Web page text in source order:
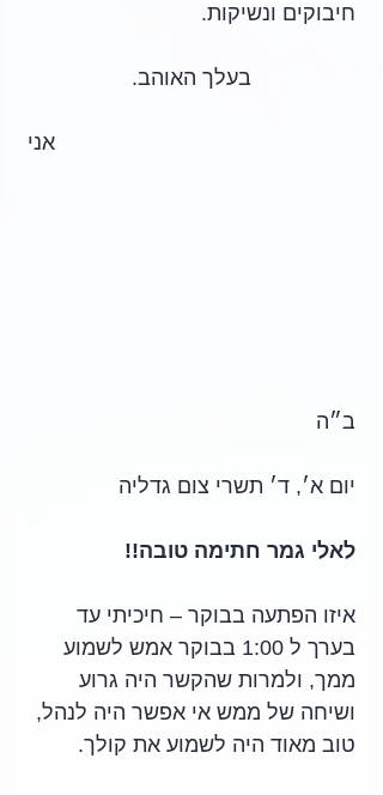
חיבוקים ונשיקות.
בעלך האוהב.
אני
ב״ה
יום א׳, ד׳ תשרי צום גדליה
לאלי גמר חתימה טובה!!
איזו הפתעה בבוקר – חיכיתי עד
בערך ל 1:00 בבוקר אמש לשמוע
ממך, ולמרות שהקשר היה גרוע
ושיחה של ממש אי אפשר היה לנהל,
טוב מאוד היה לשמוע את קולך.